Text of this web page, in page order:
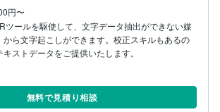
円〜
ツールを駆使して、文字データ抽出ができない媒
から文字起こしができます。校正スキルもあるの
ストデータをご提供いたします。
無料で見積り相談